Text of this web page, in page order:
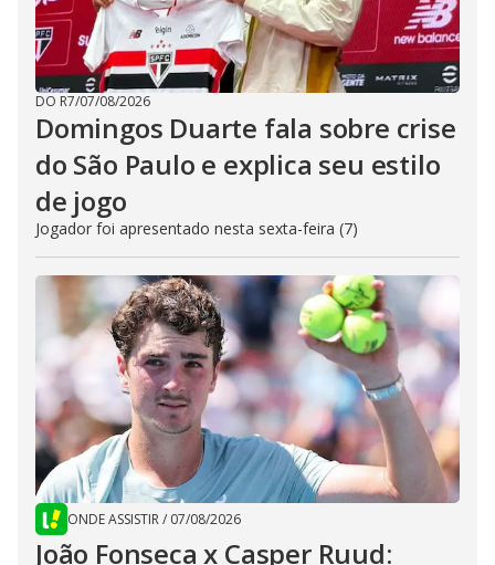
DO R7/07/08/2026
Domingos Duarte fala sobre crise
do São Paulo e explica seu estilo
de jogo
Jogador foi apresentado nesta sexta-feira (7)
ONDE ASSISTIR/ 07/08/2026
João Fonseca x Casper Ruud: